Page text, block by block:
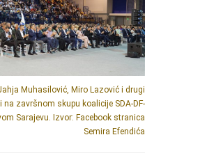
Muhasilović, Miro Lazović i drugi
na završnom skupu koalicije SDA-DF-
Sarajevu. Izvor: Facebook stranica
Semira Efendića